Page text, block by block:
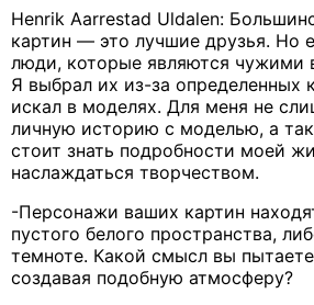
Henrik Aarrestad Uldalen:
картин — это лучшие друзья. Но
люди, которые являются чужими
Я выбрал их из-за определенных
искал в моделях. Для меня не
личную историю с моделью, а
стоит знать подробности моей
наслаждаться творчеством.
-Персонажи ваших картин
пустого белого пространства,
темноте. Какой смысл вы
создавая подобную атмосферу?